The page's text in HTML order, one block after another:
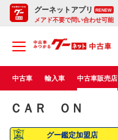
グーネットアプリ RENEW
メアド不要で問い合わせ可能
中古車 輸入車 中古車販売店
ＣＡＲ ＯＮ
グー鑑定加盟店